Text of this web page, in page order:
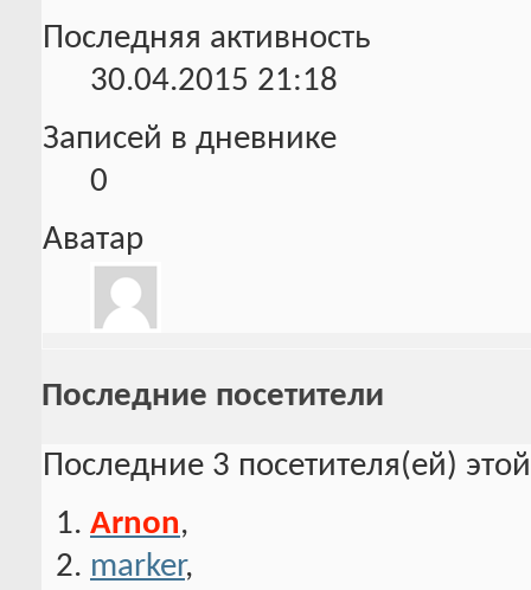
Последняя активность
30.04.2015 21:18
Записей в дневнике
0
Аватар
Последние посетители
Последние 3 посетителя(ей)
Arnon,
marker,